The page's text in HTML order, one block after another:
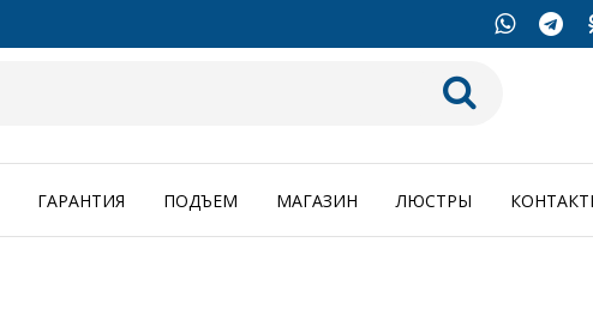
ГАРАНТИЯ ПОДЪЕМ МАГАЗИН ЛЮСТРЫ